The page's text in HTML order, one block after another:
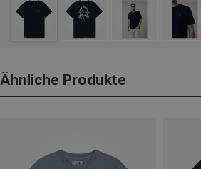
Ähnliche Produkte